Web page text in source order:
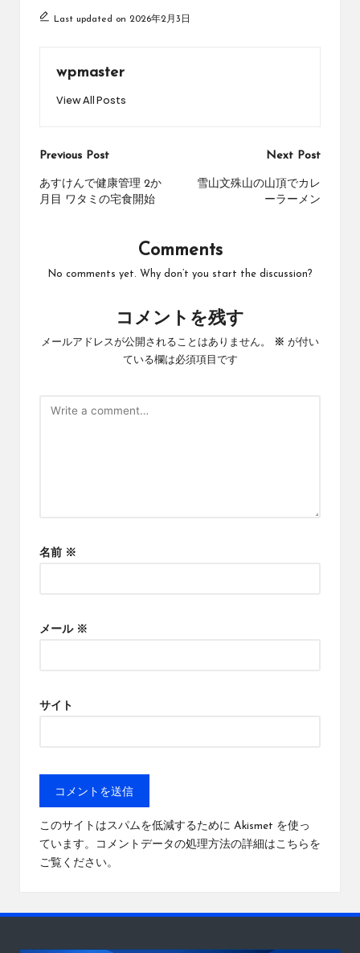
Last updated on 2026年2月3日
wpmaster
View All Posts
Post
navigation
Previous Post
あすけんで健康管理 2か
月目 ワタミの宅食開始
Next Post
雪山文殊山の山頂でカレ
ーラーメン
Comments
No comments yet. Why don’t you start the discussion?
コメントを残す
メールアドレスが公開されることはありません。 ※ が付い
ている欄は必須項目です
名前 ※
メール ※
サイト
このサイトはスパムを低減するために Akismet を使っ
ています。
コメントデータの処理方法の詳細はこちらを
ご覧ください。